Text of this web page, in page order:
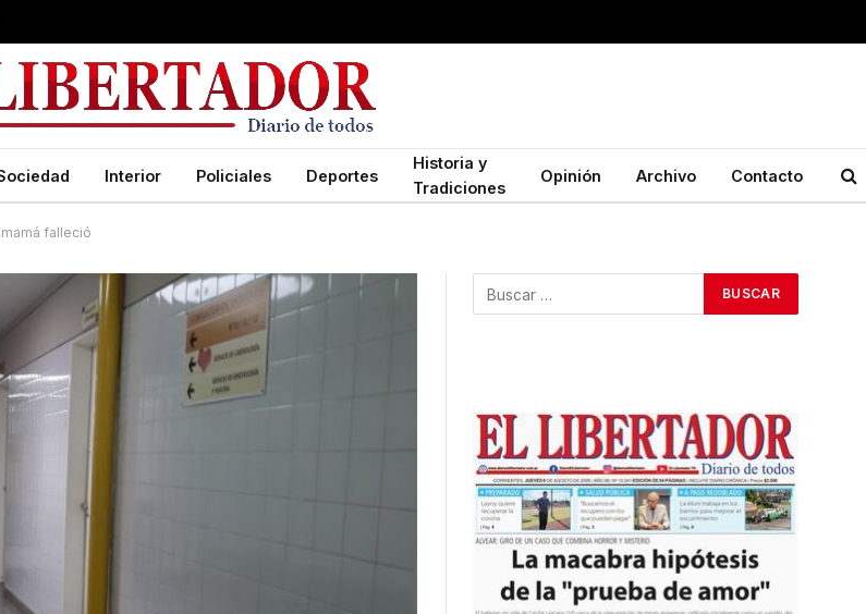
Interior Policiales Deportes
Historia y
Tradiciones
Opinión Archivo Contacto
falleció